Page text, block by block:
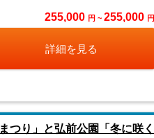
255,000 円 ~ 255,000 円
詳細を見る
つり」と弘前公園「冬に咲く